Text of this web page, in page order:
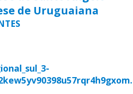
de Uruguaiana